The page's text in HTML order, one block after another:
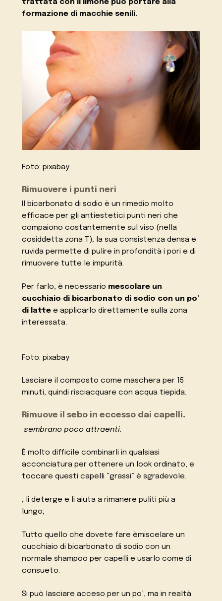
trattata con il limone può portare alla
formazione di macchie senili.
Foto: pixabay
Rimuovere i punti neri
Il bicarbonato di sodio è un rimedio molto
efficace per gli antiestetici punti neri che
compaiono costantemente sul viso (nella
cosiddetta zona T); la sua consistenza densa e
ruvida permette di pulire in profondità i pori e di
rimuovere tutte le impurità.
Per farlo, è necessario mescolare un
cucchiaio di bicarbonato di sodio con un po’
di latte e applicarlo direttamente sulla zona
interessata.
Foto: pixabay
Lasciare il composto come maschera per 15
minuti, quindi risciacquare con acqua tiepida.
Rimuove il sebo in eccesso dai capelli.
sembrano poco attraenti.
È molto difficile combinarli in qualsiasi
acconciatura per ottenere un look ordinato, e
toccare questi capelli “grassi” è sgradevole.
, li deterge e li aiuta a rimanere puliti più a
lungo;
Tutto quello che dovete fare èmiscelare un
cucchiaio di bicarbonato di sodio con un
normale shampoo per capelli e usarlo come di
consueto.
Si può lasciare acceso per un po’, ma in realtà